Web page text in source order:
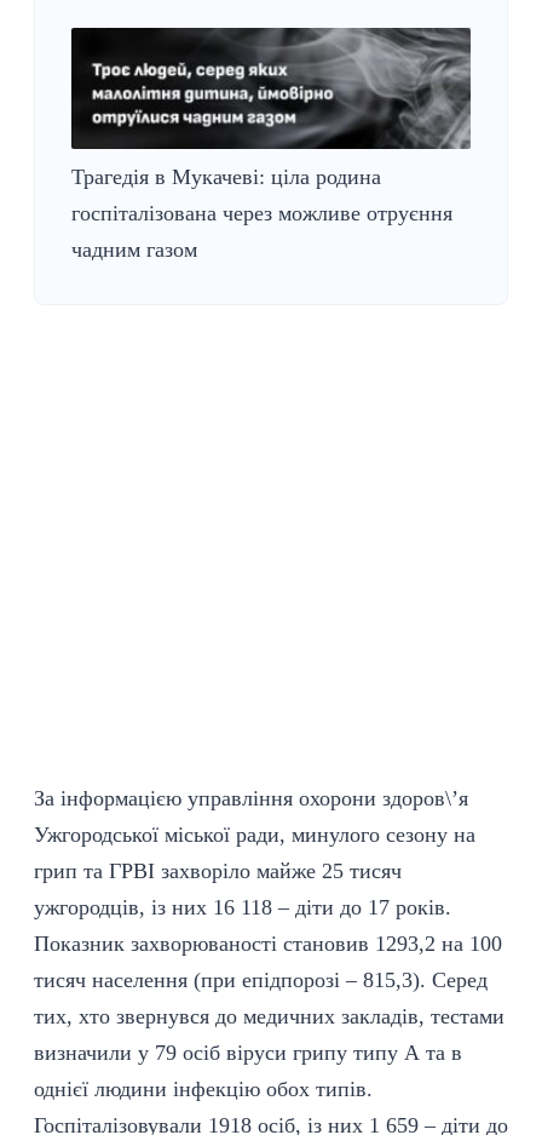
Трагедія в Мукачеві: ціла родина
госпіталізована через можливе отруєння
чадним газом
За інформацією управління охорони здоров\’я
Ужгородської міської ради, минулого сезону на
грип та ГРВІ захворіло майже 25 тисяч
ужгородців, із них 16 118 – діти до 17 років.
Показник захворюваності становив 1293,2 на 100
тисяч населення (при епідпорозі – 815,3). Серед
тих, хто звернувся до медичних закладів, тестами
визначили у 79 осіб віруси грипу типу А та в
однієї людини інфекцію обох типів.
Госпіталізовували 1918 осіб, із них 1 659 – діти до